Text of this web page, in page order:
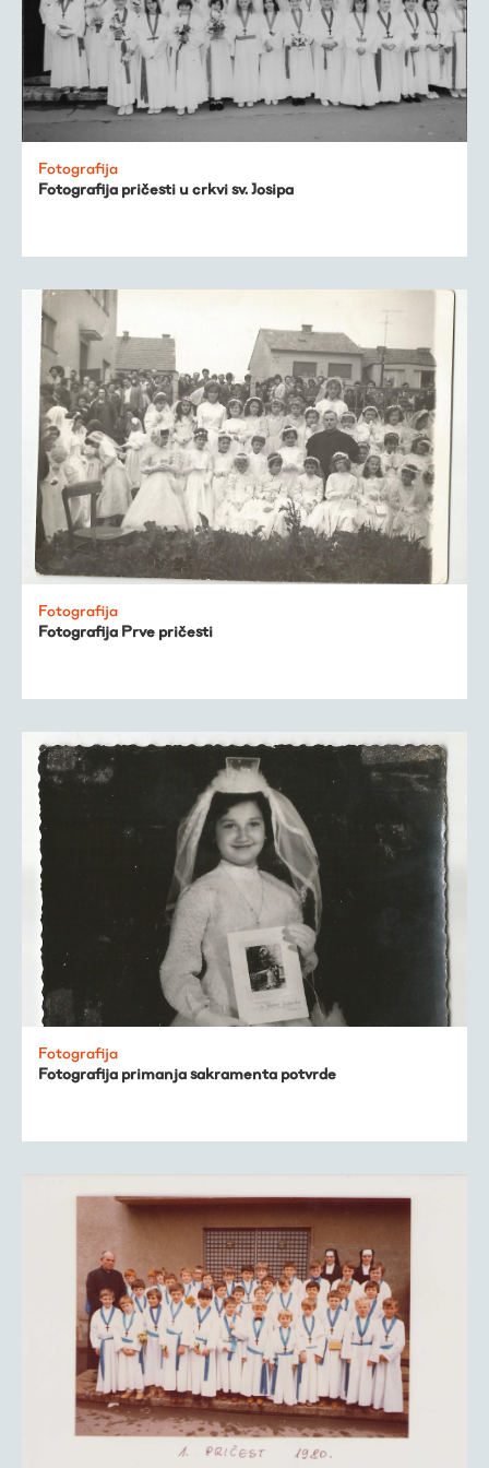
Fotografija
Fotografija pričesti u crkvi sv. Josipa
Fotografija
Fotografija Prve pričesti
Fotografija
Fotografija primanja sakramenta potvrde